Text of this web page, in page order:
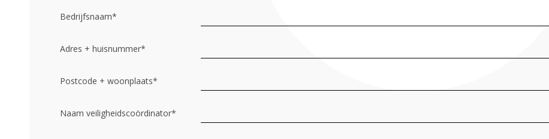
Bedrijfsnaam*
Adres + huisnummer*
Postcode + woonplaats*
Naam veiligheidscoördinator*